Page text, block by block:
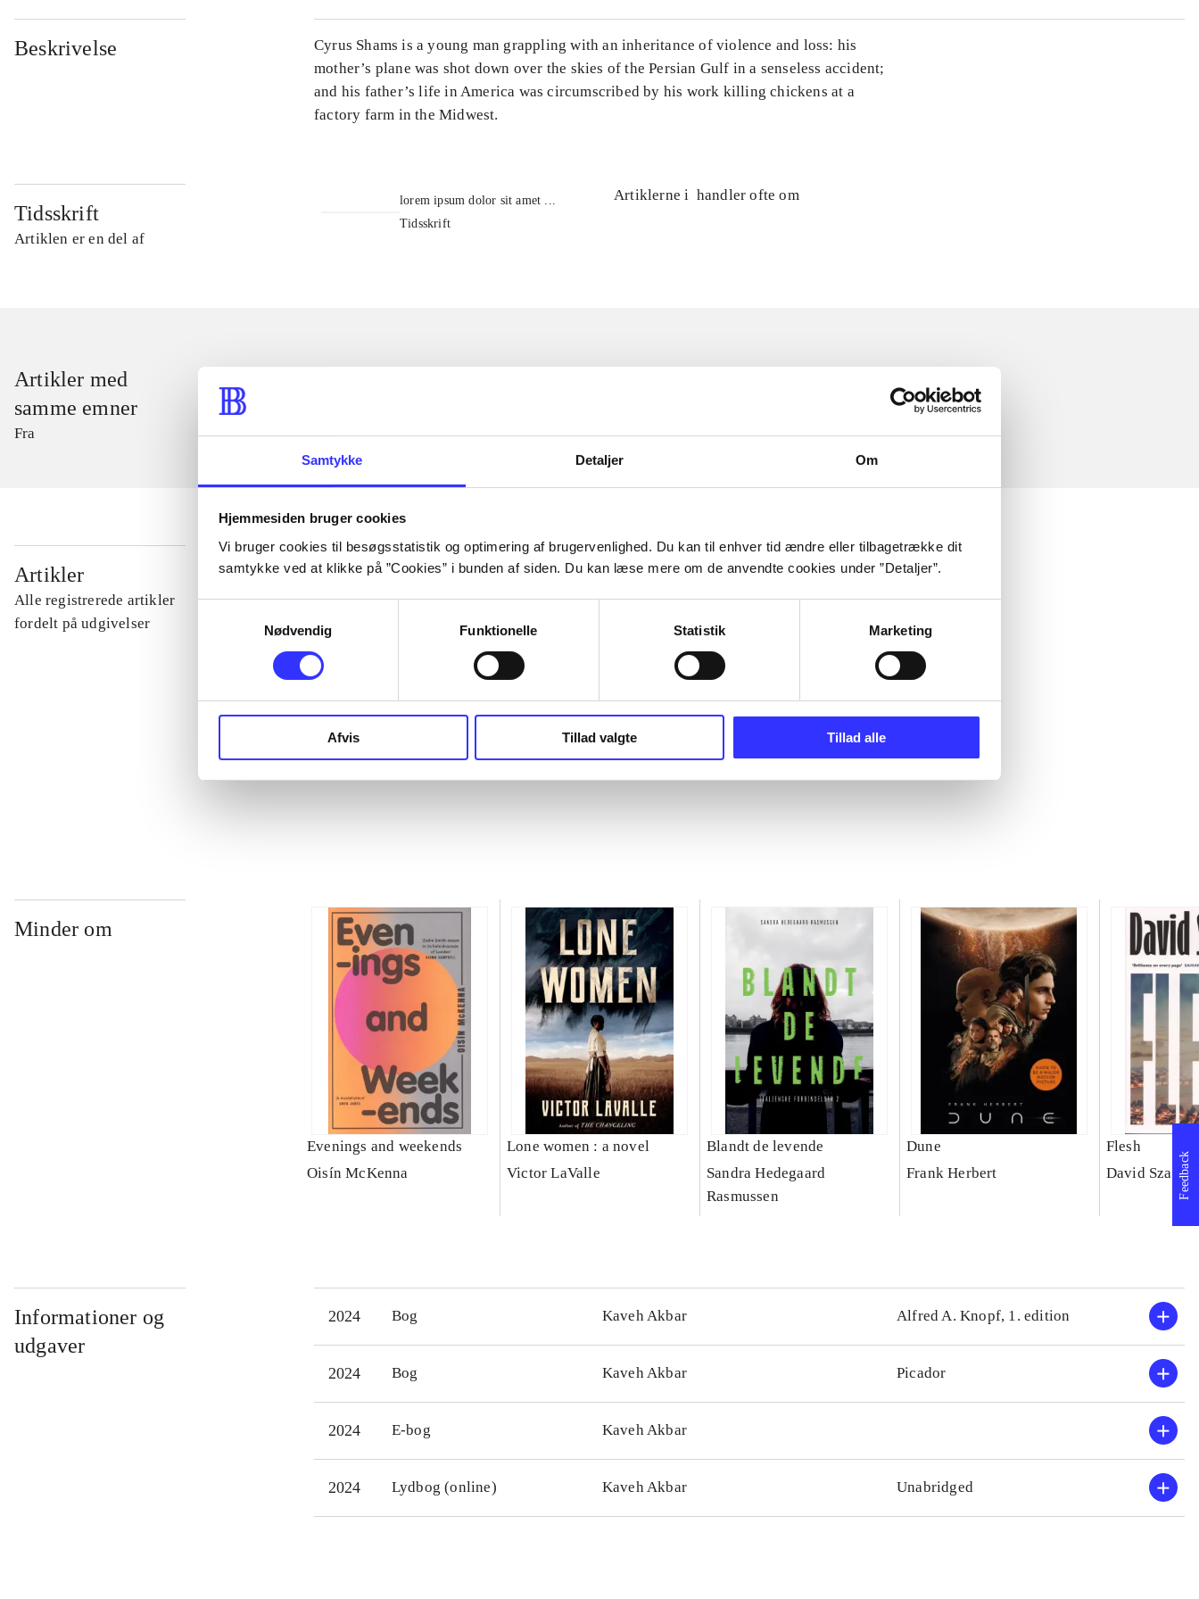
Samtykke Detaljer Om
Hjemmesiden bruger cookies
Vi bruger cookies til besøgsstatistik og optimering af brugervenlighed. Du kan til enhver tid ændre eller tilbagetrække dit
samtykke ved at klikke på ”Cookies” i bunden af siden. Du kan læse mere om de anvendte cookies under ”Detaljer”.
Nødvendig
Funktionelle Statistik Marketing
Afvis Tillad valgte Tillad alle
Beskrivelse
Cyrus Shams is a young man grappling with an inheritance of violence and loss: his
mother’s plane was shot down over the skies of the Persian Gulf in a senseless accident;
and his father’s life in America was circumscribed by his work killing chickens at a
factory farm in the Midwest.
Tidsskrift
Artiklen er en del af
lorem ipsum dolor sit amet ...
Tidsskrift
Artiklerne i handler ofte om
Artikler med
samme emner
Fra
Artikler
Alle registrerede artikler
fordelt på udgivelser
...
...
Minder om
Evenings and weekends
Oisín McKenna
Lone women : a novel
Victor LaValle
Blandt de levende
Sandra Hedegaard
Rasmussen
Dune
Frank Herbert
Flesh
David Szalay
Informationer og
udgaver
2024 Bog Kaveh Akbar Alfred A. Knopf, 1. edition
2024 Bog Kaveh Akbar Picador
2024 E-bog Kaveh Akbar
2024 Lydbog (online) Kaveh Akbar Unabridged
Feedback